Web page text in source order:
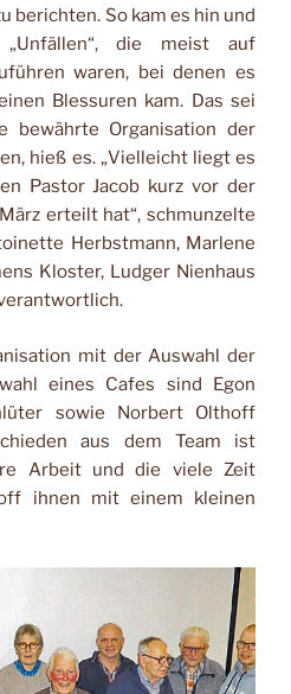
berichten. So kam es hin und
die meist auf
waren, bei denen es
Blessuren kam. Das sei
bewährte Organisation der
hieß es. „Vielleicht liegt es
Pastor Jacob kurz vor der
erteilt hat“, schmunzelte
Herbstmann, Marlene
Kloster, Ludger Nienhaus
mit der Auswahl der
eines Cafes sind Egon
sowie Norbert Olthoff
aus dem Team ist
Arbeit und die viele Zeit
ihnen mit einem kleinen